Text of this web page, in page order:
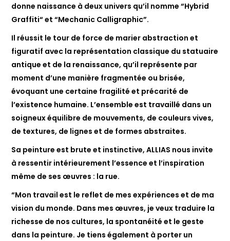
donne naissance à deux univers qu’il nomme “Hybrid
Graffiti“ et “Mechanic Calligraphic”.
Il réussit le tour de force de marier abstraction et
figuratif avec la représentation classique du statuaire
antique et de la renaissance, qu’il représente par
moment d’une manière fragmentée ou brisée,
évoquant une certaine fragilité et précarité de
l’existence humaine. L’ensemble est travaillé dans un
soigneux équilibre de mouvements, de couleurs vives,
de textures, de lignes et de formes abstraites.
Sa peinture est brute et instinctive, ALLIAS nous invite
à ressentir intérieurement l’essence et l’inspiration
même de ses œuvres : la rue.
“Mon travail est le reflet de mes expériences et de ma
vision du monde. Dans mes œuvres, je veux traduire la
richesse de nos cultures, la spontanéité et le geste
dans la peinture. Je tiens également à porter un